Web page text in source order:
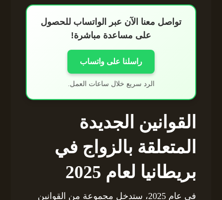
تواصل معنا الآن عبر الواتساب للحصول
على مساعدة مباشرة!
راسلنا على واتساب
الرد سريع خلال ساعات العمل.
القوانين الجديدة
المتعلقة بالزواج في
بريطانيا لعام 2025
في عام 2025، ستدخل مجموعة من القوانين